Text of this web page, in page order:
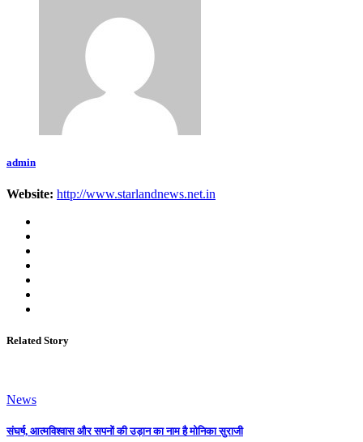
admin
Website: http://www.starlandnews.net.in
Related Story
News
संघर्ष, आत्मविश्वास और सपनों की उड़ान का नाम है मोनिका सुराजी